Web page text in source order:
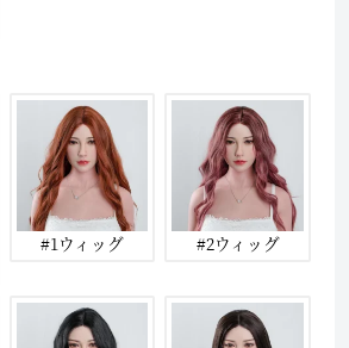
#1ウィッグ #2ウィッグ